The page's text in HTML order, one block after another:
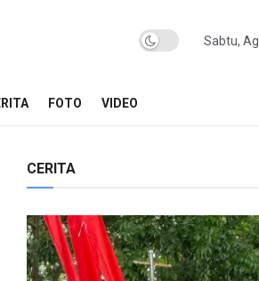
Sabtu,
FOTO VIDEO
CERITA